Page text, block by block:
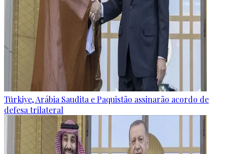
Türkiye, Arábia Saudita e Paquistão assinarão acordo de
defesa trilateral